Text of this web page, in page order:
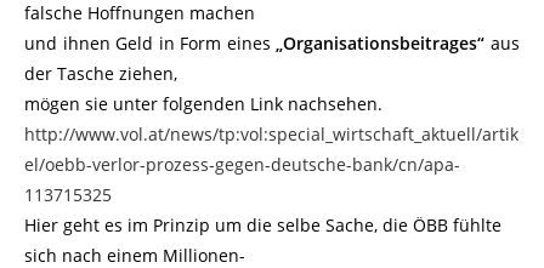
falsche Hoffnungen machen
und ihnen Geld in Form eines„Organisationsbeitrages“ aus
der Tasche ziehen,
mögen sie unter folgenden Link nachsehen.
http://www.vol.at/news/tp:vol:special_wirtschaft_aktuell/artik
el/oebb-verlor-prozess-gegen-deutsche-bank/cn/apa-
113715325
Hier geht es im Prinzip um die selbe Sache, die ÖBB fühlte
sich nach einem Millionen-